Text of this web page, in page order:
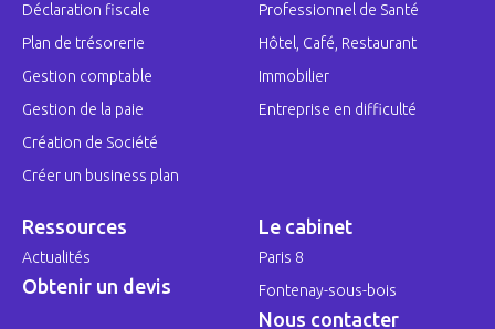
Déclaration fiscale
Plan de trésorerie
Gestion comptable
Gestion de la paie
Création de Société
Créer un business plan
Professionnel de Santé
Hôtel, Café, Restaurant
Immobilier
Entreprise en difficulté
Ressources
Actualités
Obtenir un devis
Le cabinet
Paris 8
Fontenay-sous-bois
Nous contacter